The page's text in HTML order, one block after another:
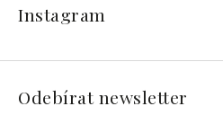
t
Instagram
Odebírat newsletter